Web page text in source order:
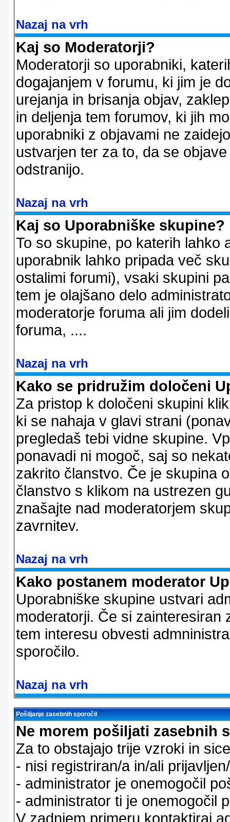
Nazaj na vrh
Kaj so Moderatorji?
Moderatorji so uporabniki,
dogajanjem v forumu, ki jim je
urejanja in brisanja objav,
in deljenja tem forumov, ki jih
uporabniki z objavami ne
ustvarjen ter za to, da se
odstranijo.
Nazaj na vrh
Kaj so Uporabniške skupine?
To so skupine, po katerih lahko
uporabnik lahko pripada več
ostalimi forumi), vsaki skupini
tem je olajšano delo
moderatorje foruma ali jim
foruma, ....
Nazaj na vrh
Kako se pridružim določeni
Za pristop k določeni skupini
ki se nahaja v glavi strani
pregledaš tebi vidne skupine.
ponavadi ni mogoč, saj so
zakrito članstvo. Če je skupina
članstvo s klikom na ustrezen
znašajte nad moderatorjem
zavrnitev.
Nazaj na vrh
Kako postanem moderator
Uporabniške skupine ustvari
moderatorji. Če si
tem interesu obvesti
sporočilo.
Nazaj na vrh
Pošiljanje zasebnih sporočil
Ne morem pošiljati zasebnih
Za to obstajajo trije vzroki in
- nisi registriran/a in/ali
- administrator je onemogočil
- administrator ti je onemogočil
V zadnjem primeru kontaktiraj